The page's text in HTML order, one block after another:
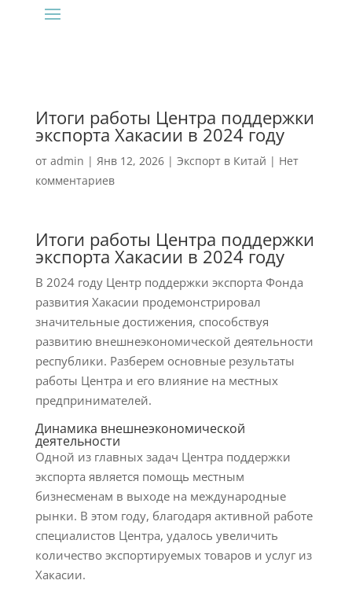
Итоги работы Центра поддержки
экспорта Хакасии в 2024 году
от admin | Янв 12, 2026| Экспорт в Китай | Нет
комментариев
Итоги работы Центра поддержки
экспорта Хакасии в 2024 году
В 2024 году Центр поддержки экспорта Фонда
развития Хакасии продемонстрировал
значительные достижения, способствуя
развитию внешнеэкономической деятельности
республики. Разберем основные результаты
работы Центра и его влияние на местных
предпринимателей.
Динамика внешнеэкономической
деятельности
Одной из главных задач Центра поддержки
экспорта является помощь местным
бизнесменам в выходе на международные
рынки. В этом году, благодаря активной работе
специалистов Центра, удалось увеличить
количество экспортируемых товаров и услуг из
Хакасии.